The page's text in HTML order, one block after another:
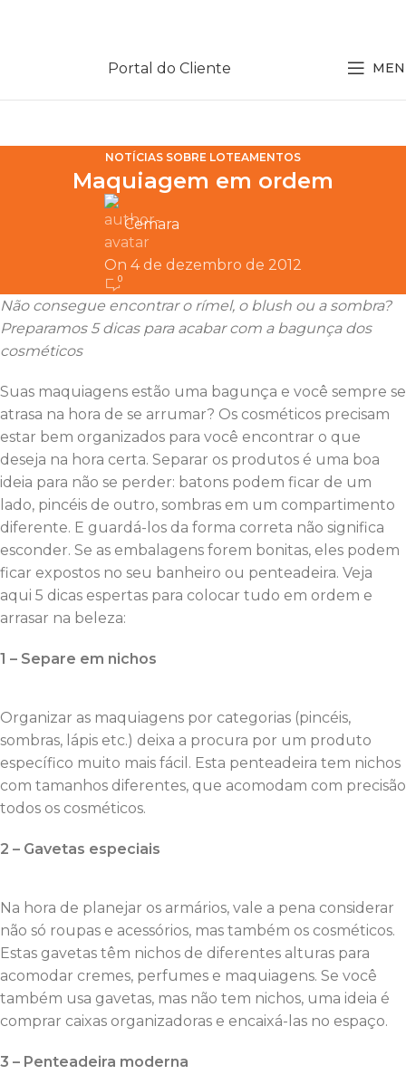
Portal do Cliente
NOTÍCIAS SOBRE LOTEAMENTOS
Maquiagem em ordem
Cemara
On 4 de dezembro de 2012
0
Não consegue encontrar o rímel, o blush ou a sombra?
Preparamos 5 dicas para acabar com a bagunça dos
cosméticos
Suas maquiagens estão uma bagunça e você sempre se
atrasa na hora de se arrumar? Os cosméticos precisam
estar bem organizados para você encontrar o que
deseja na hora certa. Separar os produtos é uma boa
ideia para não se perder: batons podem ficar de um
lado, pincéis de outro, sombras em um compartimento
diferente. E guardá-los da forma correta não significa
esconder. Se as embalagens forem bonitas, eles podem
ficar expostos no seu banheiro ou penteadeira. Veja
aqui 5 dicas espertas para colocar tudo em ordem e
arrasar na beleza:
1 – Separe em nichos
Organizar as maquiagens por categorias (pincéis,
sombras, lápis etc.) deixa a procura por um produto
específico muito mais fácil. Esta penteadeira tem nichos
com tamanhos diferentes, que acomodam com precisão
todos os cosméticos.
2 – Gavetas especiais
Na hora de planejar os armários, vale a pena considerar
não só roupas e acessórios, mas também os cosméticos.
Estas gavetas têm nichos de diferentes alturas para
acomodar cremes, perfumes e maquiagens. Se você
também usa gavetas, mas não tem nichos, uma ideia é
comprar caixas organizadoras e encaixá-las no espaço.
3 – Penteadeira moderna